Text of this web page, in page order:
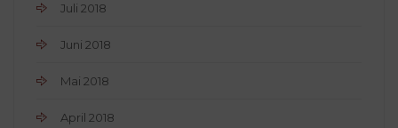
Juli 2018
Juni 2018
Mai 2018
April 2018